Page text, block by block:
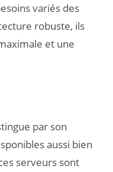
variés des
robuste, ils
et une
par son
aussi bien
serveurs sont